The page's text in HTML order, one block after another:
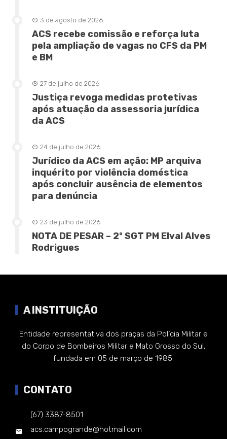
3 de agosto de 2026
ACS recebe comissão e reforça luta
pela ampliação de vagas no CFS da PM
e BM
27 de julho de 2026
Justiça revoga medidas protetivas
após atuação da assessoria jurídica
da ACS
24 de julho de 2026
Jurídico da ACS em ação: MP arquiva
inquérito por violência doméstica
após concluir ausência de elementos
para denúncia
23 de julho de 2026
NOTA DE PESAR – 2º SGT PM Elval Alves
Rodrigues
A INSTITUIÇÃO
Entidade representativa dos praças da Polícia Militar e
do Corpo de Bombeiros Militar e Mato Grosso do Sul,
fundada em 05 de março de 1985.
CONTATO
(67) 3387-8501
acs.campogrande@hotmail.com